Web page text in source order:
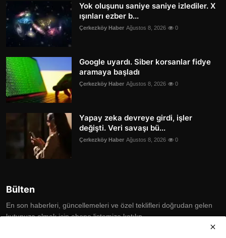
Yok oluşunu saniye saniye izlediler. X
ışınları ezber b...
Çerkezköy Haber Ağustos 8, 2026 0
Google uyardı. Siber korsanlar fidye
aramaya başladı
Çerkezköy Haber Ağustos 8, 2026 0
Yapay zeka devreye girdi, işler
değişti. Veri savaşı bü...
Çerkezköy Haber Ağustos 8, 2026 0
Bülten
En son haberleri, güncellemeleri ve özel teklifleri doğrudan gelen
kutunuza almak için abone listemize katılın